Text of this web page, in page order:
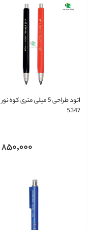
اتود طراحی 5 میلی متری کوه
5347
850,000